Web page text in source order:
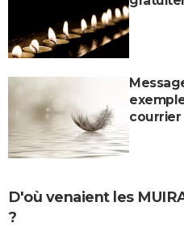
courrier
D'où venaient les
?